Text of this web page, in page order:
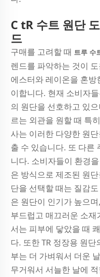
CtR 수트 원단
드
구매를 고려할 때 트루 수
렌드를 파악하는 것이
에스터와 레이온을 혼
이합니다. 현재 소비자
의 원단을 선호하고 있
르는 외관을 원할 때 특
사는 이러한 다양한 원
출 수 있습니다. 또 다른
니다. 소비자들이 환경
은 방식으로 제조된 원
단을 선택할 때는 질감
은 원단이 인기가 높으
부드럽고 매끄러운 소
서는 피부에 닿았을 때
다. 또한 TR 정장용 원
부는 더 가벼워서 더운
무거워서 서늘한 날에